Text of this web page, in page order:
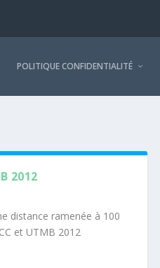
POLITIQUE CONFIDENTIALITÉ
2012
distance ramenée à 100
et UTMB 2012